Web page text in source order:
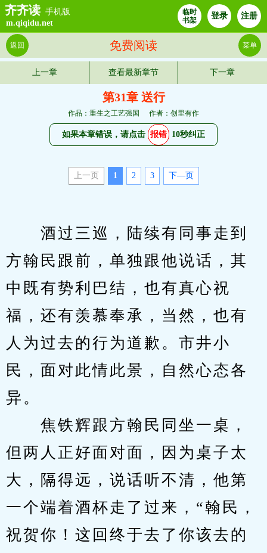
齐齐读 手机版
m.qiqidu.net
临时
书架
登录 注册
免费阅读
返回 菜单
上一章 查看最新章节 下一章
第31章 送行
作品：重生之工艺强国 作者：创里有作
如果本章错误，请点击 报错 10秒纠正
上一页 1 2 3 下—页
酒过三巡，陆续有同事走到
方翰民跟前，单独跟他说话，其
中既有势利巴结，也有真心祝
福，还有羡慕奉承，当然，也有
人为过去的行为道歉。市井小
民，面对此情此景，自然心态各
异。
焦铁辉跟方翰民同坐一桌，
但两人正好面对面，因为桌子太
大，隔得远，说话听不清，他第
一个端着酒杯走了过来，“翰民，
祝贺你！这回终于去了你该去的